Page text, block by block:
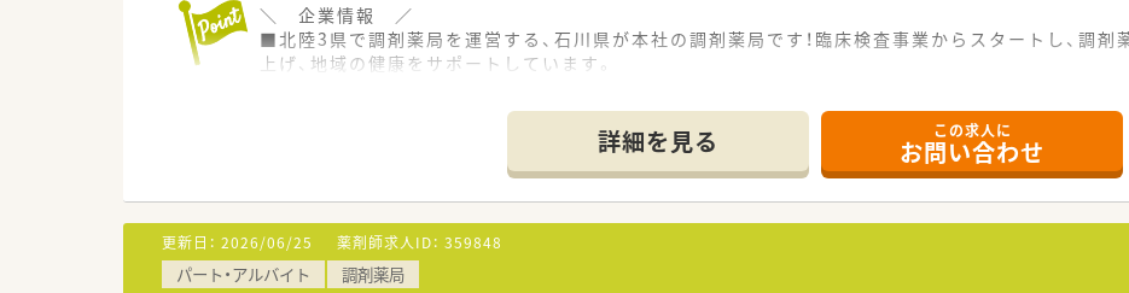
＼ 企業情報 ／
■北陸3県で調剤薬局を運営する、石川県が本社の調剤薬局です！臨床検査事業からスタートし、調剤
上げ、地域の健康をサポートしています。
■教育制度も非常に充実しており、管理薬剤師育成研修や在宅医療研修など、都度学ぶ機会が設けられ
■経験は不問です！未経験・ブランクがある方も歓迎しております◎研修制度や店舗内ＯＪＴも整っ
ただけます♪
■研修制度が充実しています！在宅医療研修や新薬の説明や疾病ごとの勉強会を行う店舗勉強会など
■研修手当支給制度、認定薬剤師申請の助成なども行っており、無理なく学べる環境がございます
詳細を見る この求人に
お問い合わせ
更新日： 2026/06/25 薬剤師求人ID： 359848
パート・アルバイト 調剤薬局